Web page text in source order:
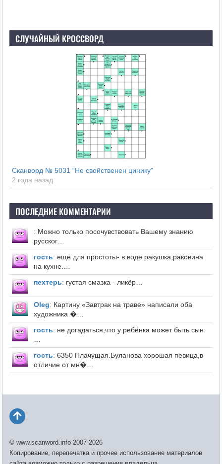
СЛУЧАЙНЫЙ КРОССВОРД
Сканворд № 5031 “Не свойственен цинику”
2 года назад
ПОСЛЕДНИЕ КОММЕНТАРИИ
: Можно только посочувствовать Вашему знанию
русског…
гость: ещё для простоты- в воде ракушка,раковина
на кухне.…
пехтерь: густая смазка - ликёр…
Оleg: Картину «Завтрак на траве» написали оба
художника �…
гость: не догадаться,что у ребёнка может быть сын.
…
гость: 6350 Плачущая.Буланова хорошая певица,в
отличие от мн�…
© www.scanword.info 2007-2026
Копирование, перепечатка и прочее использование материалов